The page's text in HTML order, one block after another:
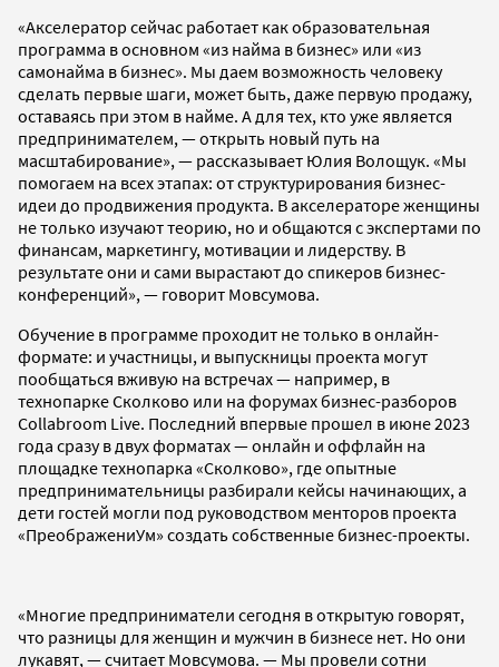
«Акселератор сейчас работает как образовательная
программа в основном «из найма в бизнес» или «из
самонайма в бизнес». Мы даем возможность человеку
сделать первые шаги, может быть, даже первую продажу,
оставаясь при этом в найме. А для тех, кто уже является
предпринимателем, — открыть новый путь на
масштабирование», — рассказывает Юлия Волощук. «Мы
помогаем на всех этапах: от структурирования бизнес-
идеи до продвижения продукта. В акселераторе женщины
не только изучают теорию, но и общаются с экспертами по
финансам, маркетингу, мотивации и лидерству. В
результате они и сами вырастают до спикеров бизнес-
конференций», — говорит Мовсумова.
Обучение в программе проходит не только в онлайн-
формате: и участницы, и выпускницы проекта могут
пообщаться вживую на встречах — например, в
технопарке Сколково или на форумах бизнес-разборов
Collabroom Live. Последний впервые прошел в июне 2023
года сразу в двух форматах — онлайн и оффлайн на
площадке технопарка «Сколково», где опытные
предпринимательницы разбирали кейсы начинающих, а
дети гостей могли под руководством менторов проекта
«ПреображениУм» создать собственные бизнес-проекты.
«Многие предприниматели сегодня в открытую говорят,
что разницы для женщин и мужчин в бизнесе нет. Но они
лукавят, — считает Мовсумова. — Мы провели сотни